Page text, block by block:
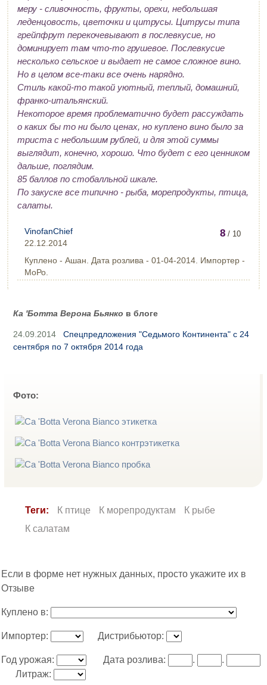
меру - сливочность, фрукты, орехи, небольшая
леденцовость, цветочки и цитрусы. Цитрусы типа
грейпфрут перекочевывают в послевкусие, но
доминирует там что-то грушевое. Послевкусие
несколько сельское и выдает не самое сложное вино.
Но в целом все-таки все очень нарядно.
Стиль какой-то такой уютный, теплый, домашний,
франко-итальянский.
Некоторое время проблематично будет рассуждать
о каких бы то ни было ценах, но куплено вино было за
триста с небольшим рублей, и для этой суммы
выглядит, конечно, хорошо. Что будет с его ценником
дальше, поглядим.
85 баллов по стобалльной шкале.
По закуске все типично - рыба, морепродукты, птица,
салаты.
8 / 10
VinofanChief
22.12.2014
Куплено - Ашан. Дата розлива - 01-04-2014. Импортер -
МоРо.
Ка 'Ботта Верона Бьянко в блоге
24.09.2014
Спецпредложения "Седьмого Континента" с 24
сентября по 7 октября 2014 года
Фото:
Теги: К птице К морепродуктам
К рыбе
К салатам
Если в форме нет нужных данных, просто укажите их в
Отзыве
Куплено в:
Импортер: Дистрибьютор:
Год урожая: Дата розлива: .
.
Литраж: